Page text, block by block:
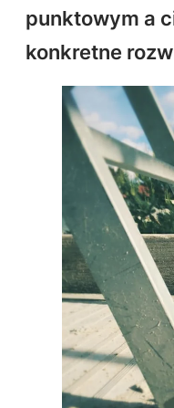
punktowym a
konkretne